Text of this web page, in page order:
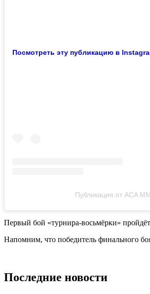
Посмотреть эту публикацию в
Публикация от ACA
Первый бой «турнира-восьмёрки»
Напомним, что победитель финального
Последние новости